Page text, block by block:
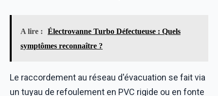
A lire :
Électrovanne Turbo Défectueuse : Quels
symptômes reconnaître ?
Le raccordement au réseau d'évacuation se fait via
un tuyau de refoulement en PVC rigide ou en fonte